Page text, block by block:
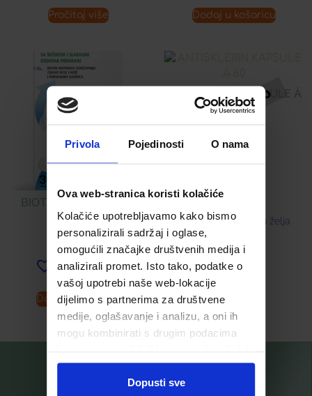
Privola Pojedinosti O nama
Ova web-stranica koristi kolačiće
Kolačiće upotrebljavamo kako bismo
personalizirali sadržaj i oglase,
omogućili značajke društvenih medija i
analizirali promet. Isto tako, podatke o
vašoj upotrebi naše web-lokacije
dijelimo s partnerima za društvene
medije, oglašavanje i analizu, a oni ih
mogu kombinirati s drugim podacima
ste upotrebljavali njihove usluge.
Dopusti sve
Pročitaj više Dodaj u košaricu
BIOTIN TABLETE Á 30
7,99€
Dodaj u listu želja
Dodaj u košaricu
ANTISKLERIN KAPSULE Á
60
14,00
Dodaj u listu želja
Pročitaj više